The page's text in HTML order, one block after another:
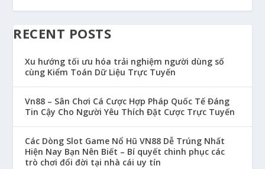
RECENT POSTS
Xu hướng tối ưu hóa trải nghiệm người dùng số
cùng Kiểm Toán Dữ Liệu Trực Tuyến
Vn88 – Sân Chơi Cá Cược Hợp Pháp Quốc Tế Đáng
Tin Cậy Cho Người Yêu Thích Đặt Cược Trực Tuyến
Các Dòng Slot Game Nổ Hũ VN88 Dễ Trúng Nhất
Hiện Nay Bạn Nên Biết – Bí quyết chinh phục các
trò chơi đổi đời tại nhà cái uy tín